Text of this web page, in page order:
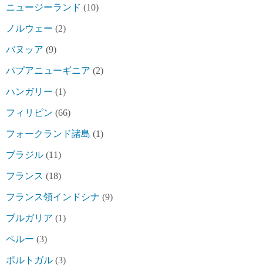
ニュージーランド (10)
ノルウェー (2)
バヌッア (9)
パプアニューギニア (2)
ハンガリー (1)
フィリピン (66)
フォークランド諸島 (1)
ブラジル (11)
フランス (18)
フランス領インドシナ (9)
ブルガリア (1)
ペルー (3)
ポルトガル (3)